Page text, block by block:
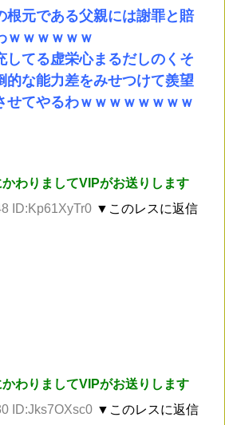
根元である父親には謝罪と賠
ｗｗｗｗｗｗ
してる虚栄心まるだしのくそ
的な能力差をみせつけて羨望
せてやるわｗｗｗｗｗｗｗｗ
わりましてVIPがお送りします
ID:Kp61XyTr0 ▼このレスに返信
わりましてVIPがお送りします
ID:Jks7OXsc0 ▼このレスに返信